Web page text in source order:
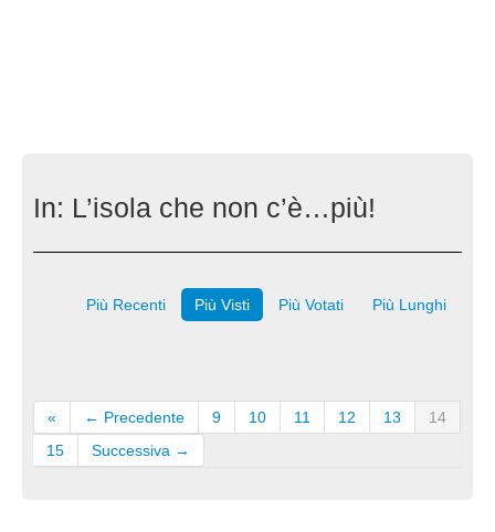
In: L’isola che non c’è…più!
Più Recenti Più Visti Più Votati Più Lunghi
« ← Precedente 9 10 11 12 13
14
15
Successiva →